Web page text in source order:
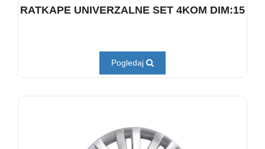
RATKAPE UNIVERZALNE SET 4KOM DIM:15
Pogledaj